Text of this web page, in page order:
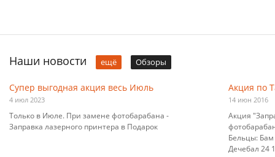
Наши новости ещё Обзоры
Супер выгодная акция весь Июль
4 июл 2023
Только в Июле. При замене фотобарабана -
Заправка лазерного принтера в Подарок
Акция по
14 июн 2016
Акция
Бельцы: Бам
Дечебал 24